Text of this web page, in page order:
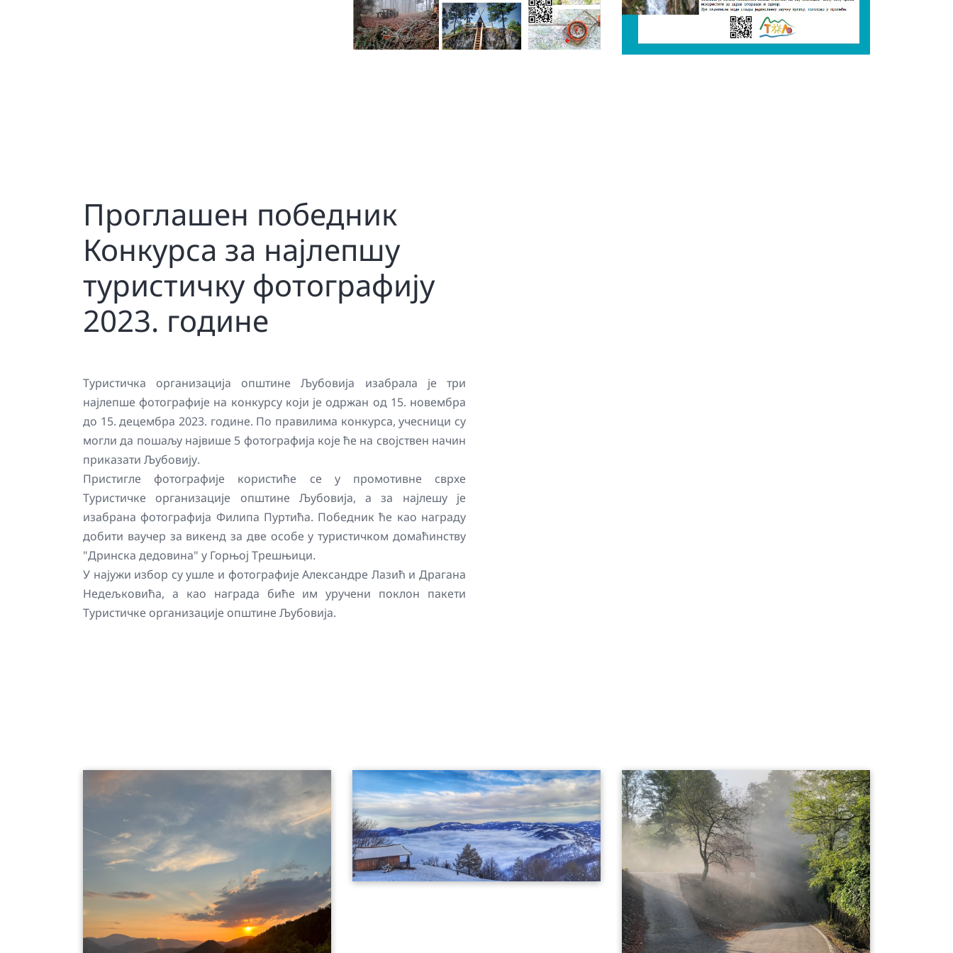
Проглашен победник
Конкурса за најлепшу
туристичку фотографију
2023. године
Туристичка организација општине Љубовија изабрала је три
најлепше фотографије на конкурсу који је одржан од 15. новембра
до 15. децембра 2023. године. По правилима конкурса, учесници су
могли да пошаљу највише 5 фотографија које ће на својствен начин
приказати Љубовију.
Пристигле фотографије користиће се у промотивне сврхе
Туристичке организације општине Љубовија, а за најлешу је
изабрана фотографија Филипа Пуртића. Победник ће као награду
добити ваучер за викенд за две особе у туристичком домаћинству
"Дринска дедовина" у Горњој Трешњици.
У најужи избор су ушле и фотографије Александре Лазић и Драгана
Недељковића, а као награда биће им уручени поклон пакети
Туристичке организације општине Љубовија.